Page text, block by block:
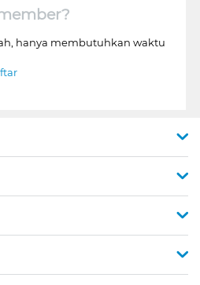
hanya membutuhkan waktu